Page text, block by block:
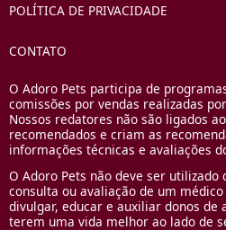
POLÍTICA DE PRIVACIDADE
CONTATO
O Adoro Pets participa de
comissões por vendas realizadas
Nossos redatores não são ligados
recomendados e criam as
informações técnicas e avaliações
O Adoro Pets não deve ser
consulta ou avaliação de um
divulgar, educar e auxiliar donos de
terem uma vida melhor ao lado de